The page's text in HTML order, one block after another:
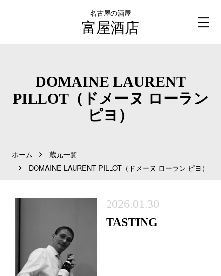
名古屋の酒屋
富屋酒店
DOMAINE LAURENT
PILLOT（ドメーヌ ローラン
ピヨ）
ホーム
蔵元一覧
DOMAINE LAURENT PILLOT（ドメーヌ ローラン ピヨ）
2026.01.30
TASTING